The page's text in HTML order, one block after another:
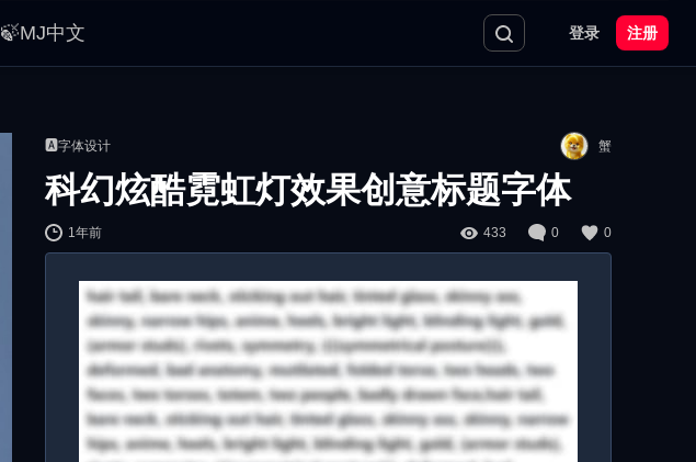
🍃MJ中文 登录 注册
🅰️字体设计 蟹
科幻炫酷霓虹灯效果创意标题字体
1年前 433 0 0